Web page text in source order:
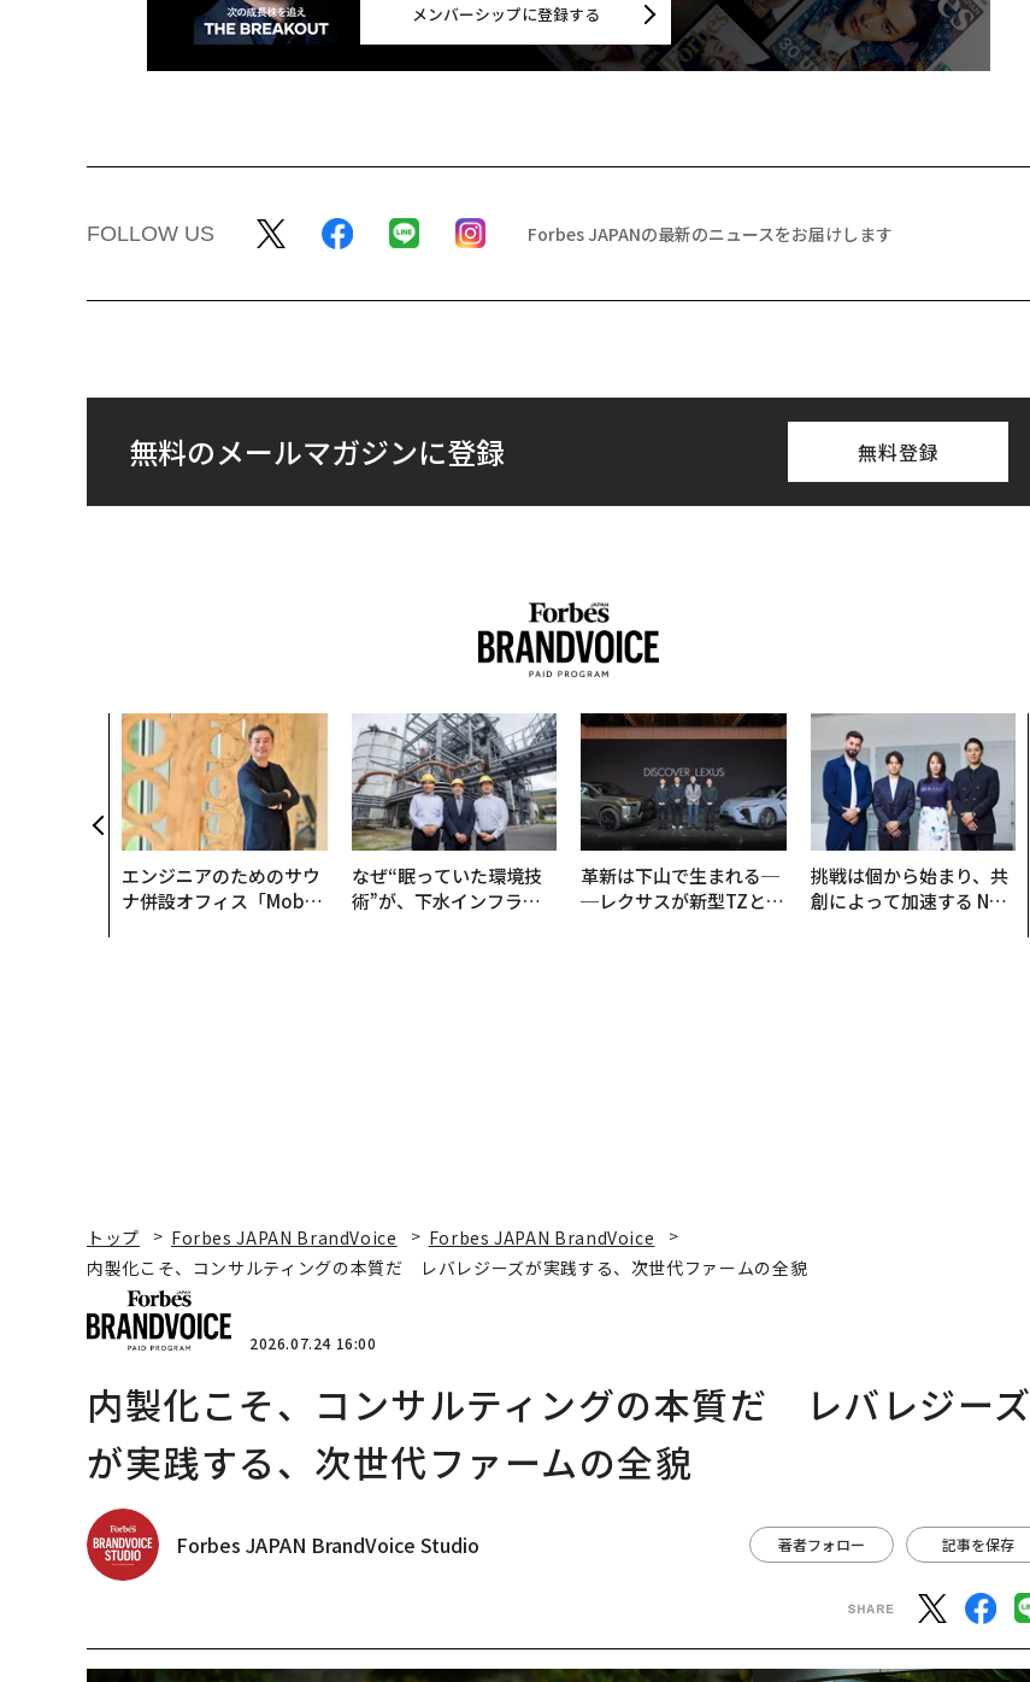
メンバーシップに登録する
FOLLOW US Forbes JAPANの最新のニュースをお届けします
無料のメールマガジンに登録 無料登録
エンジニアのためのサウ
ナ併設オフィス「Mobiu
なぜ“眠っていた環境技
術”が、下水インフラを
革新は下山で生まれる─
─レクサスが新型TZとE
挑戦は個から始まり、共
創によって加速する NOR
トップ Forbes JAPAN BrandVoice
Forbes JAPAN BrandVoice
内製化こそ、コンサルティングの本質だ レバレジーズが実践する、次世代ファームの全貌
2026.07.24 16:00
内製化こそ、コンサルティングの本質だ レバレジーズ
が実践する、次世代ファームの全貌
Forbes JAPAN BrandVoice Studio 著者フォロー 記事を保存